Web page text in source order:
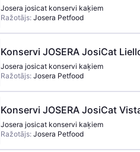
Josera josicat konservi kaķiem
Ražotājs: Josera Petfood
Konservi JOSERA JosiCat
Josera josicat konservi kaķiem
Ražotājs: Josera Petfood
Konservi JOSERA JosiCat
Josera josicat konservi kaķiem
Ražotājs: Josera Petfood